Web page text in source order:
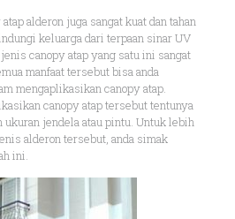
alderon juga sangat kuat dan tahan
keluarga dari terpaan sinar UV
canopy atap yang satu ini sangat
manfaat tersebut bisa anda
mengaplikasikan canopy atap.
canopy atap tersebut tentunya
ukuran jendela atau pintu. Untuk lebih
alderon tersebut, anda simak
ini.